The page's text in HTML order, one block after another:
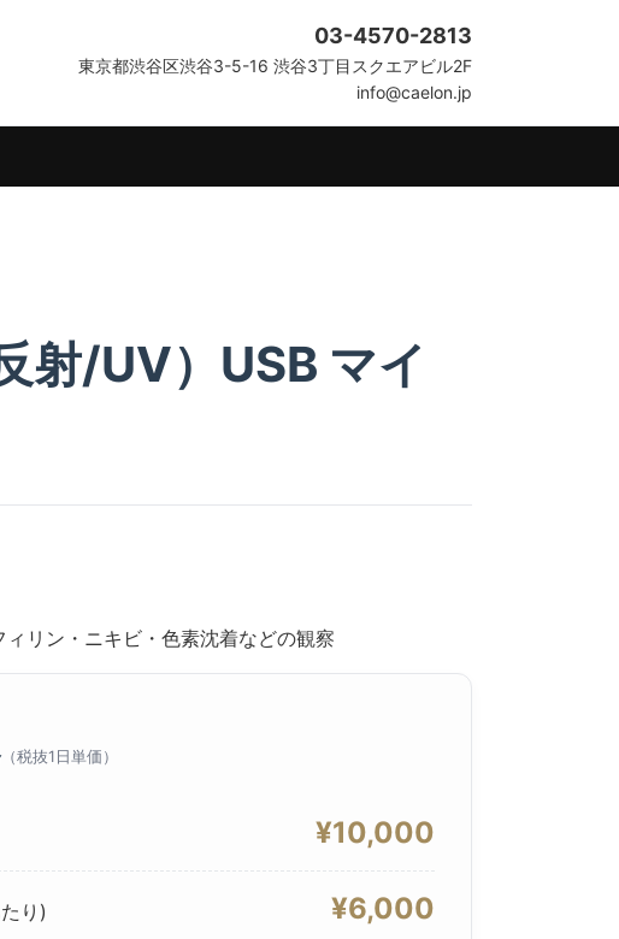
03-4570-2813
東京都渋谷区渋谷3-5-16 渋谷3丁目スクエアビル2F
info@caelon.jp
射/UV）USB マイ
リン・ニキビ・色素沈着などの観察
（税抜1日単価）
¥10,000
り) ¥6,000